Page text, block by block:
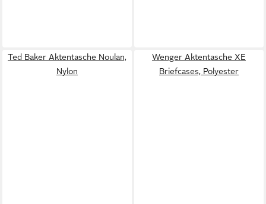
Ted Baker Aktentasche Noulan,
Nylon
Wenger Aktentasche XE
Briefcases, Polyester